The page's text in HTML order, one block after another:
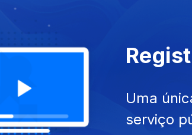
no topo da tabela britânica de singles; festival
de arquivos e filmes familiares em Outubro,
quatro festivais esta semana, com apoio
28 anos depois, com "One Night Only".
Uma
serviço